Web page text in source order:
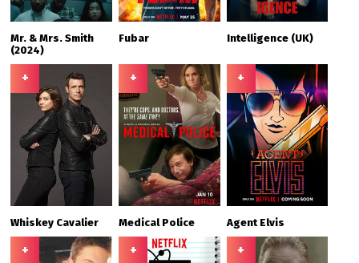
Mr. & Mrs. Smith
(2024)
Fubar Intelligence (UK)
+
Whiskey Cavalier
+
Medical Police
+
Agent Elvis
+ + +